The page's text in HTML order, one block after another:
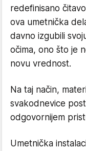
redefinisano
ova umetnička
davno izgubili
očima, ono što je
novu vrednost.
Na taj način,
svakodnevice
odgovornijem
Umetnička